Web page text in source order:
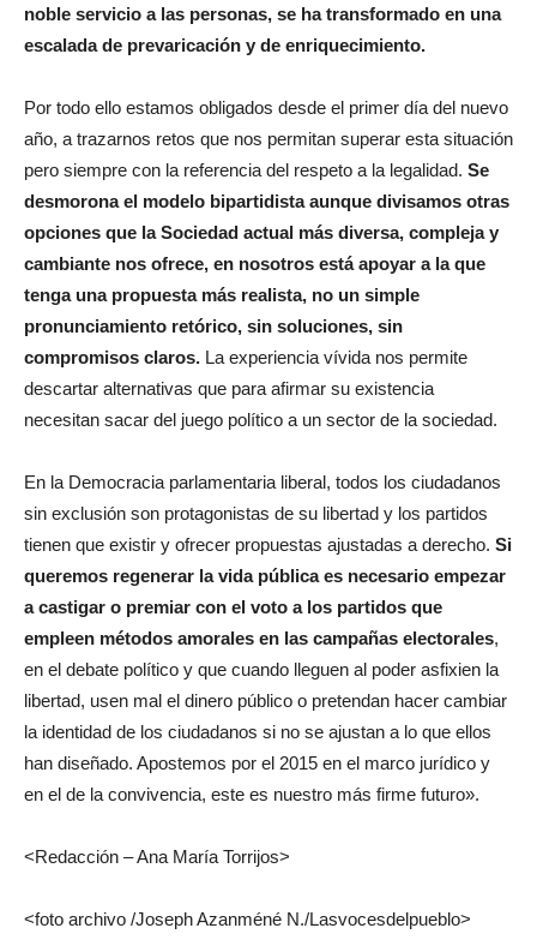
noble servicio a las personas, se ha transformado en una
escalada de prevaricación y de enriquecimiento.
Por todo ello estamos obligados desde el primer día del nuevo
año, a trazarnos retos que nos permitan superar esta situación
pero siempre con la referencia del respeto a la legalidad. Se
desmorona el modelo bipartidista aunque divisamos otras
opciones que la Sociedad actual más diversa, compleja y
cambiante nos ofrece, en nosotros está apoyar a la que
tenga una propuesta más realista, no un simple
pronunciamiento retórico, sin soluciones, sin
compromisos claros. La experiencia vívida nos permite
descartar alternativas que para afirmar su existencia
necesitan sacar del juego político a un sector de la sociedad.
En la Democracia parlamentaria liberal, todos los ciudadanos
sin exclusión son protagonistas de su libertad y los partidos
tienen que existir y ofrecer propuestas ajustadas a derecho. Si
queremos regenerar la vida pública es necesario empezar
a castigar o premiar con el voto a los partidos que
empleen métodos amorales en las campañas electorales,
en el debate político y que cuando lleguen al poder asfixien la
libertad, usen mal el dinero público o pretendan hacer cambiar
la identidad de los ciudadanos si no se ajustan a lo que ellos
han diseñado. Apostemos por el 2015 en el marco jurídico y
en el de la convivencia, este es nuestro más firme futuro».
<Redacción – Ana María Torrijos>
<foto archivo /Joseph Azanméné N./Lasvocesdelpueblo>